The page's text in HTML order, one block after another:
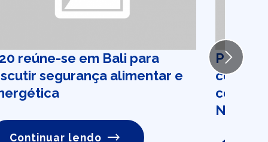
reúne-se em Bali para
segurança alimentar e
Continuar lendo
com
Natal
Next